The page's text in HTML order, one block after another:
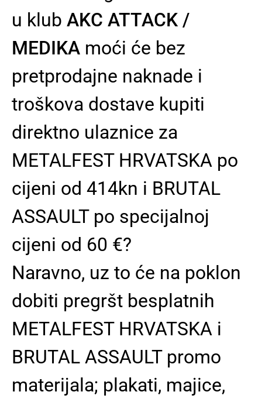
u klub AKC ATTACK /
MEDIKA moći će bez
pretprodajne naknade i
troškova dostave kupiti
direktno ulaznice za
METALFEST HRVATSKA po
cijeni od 414kn i BRUTAL
ASSAULT po specijalnoj
cijeni od 60 €?
Naravno, uz to će na poklon
dobiti pregršt besplatnih
METALFEST HRVATSKA i
BRUTAL ASSAULT promo
materijala; plakati, majice,